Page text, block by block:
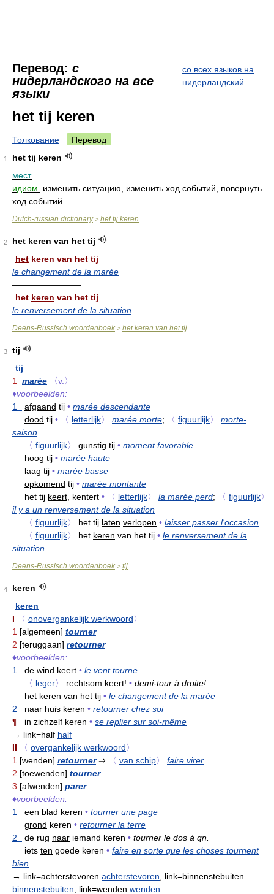
Перевод: с
нидерландского на все
языки
со всех языков на
нидерландский
het tij keren
Толкование Перевод
1
het tij keren
мест.
идиом.
изменить ситуацию, изменить ход событий, повернуть
ход событий
Dutch-russian dictionary> het tij keren
2
het keren van het tij
het keren van het tij
le changement de la marée
————————
het keren van het tij
le renversement de la situation
Deens-Russisch woordenboek > het keren van het tij
3
tij
tij
1
marée
〈v.〉
♦voorbeelden:
1
afgaand tij • marée descendante
dood tij • 〈 letterlijk〉 marée morte; 〈 figuurlijk〉
morte-
saison
〈 figuurlijk〉 gunstig tij • moment favorable
hoog tij • marée haute
laag tij • marée basse
opkomend tij • marée montante
het tij keert, kentert • 〈 letterlijk〉 la marée perd; 〈 figuurlijk〉
il y a un renversement de la situation
〈 figuurlijk〉 het tij laten verlopen • laisser passer l'occasion
〈 figuurlijk〉 het keren van het tij • le renversement de la
situation
Deens-Russisch woordenboek > tij
4
keren
keren
I
〈 onovergankelijk werkwoord〉
1 [algemeen] tourner
2 [teruggaan] retourner
♦voorbeelden:
1
de wind keert • le vent tourne
〈 leger〉 rechtsom keert! • demi-tour à droite!
het keren van het tij • le changement de la marée
2
naar huis keren • retourner chez soi
¶ in zichzelf keren • se replier sur soi-même
→ link=half half
II
〈 overgankelijk werkwoord〉
1 [wenden] retourner⇒ 〈 van schip〉
faire virer
2 [toewenden] tourner
3 [afwenden] parer
♦voorbeelden:
1
een blad keren • tourner une page
grond keren • retourner la terre
2
de rug naar iemand keren • tourner le dos à qn.
iets ten goede keren • faire en sorte que les choses tournent
bien
→ link=achterstevoren achterstevoren , link=binnenstebuiten
binnenstebuiten , link=wenden wenden